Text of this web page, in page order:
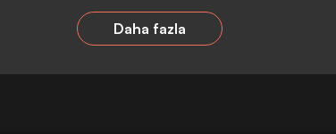
Daha fazla